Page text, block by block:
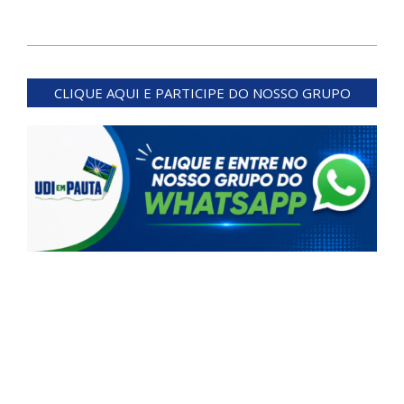
07-
CLIQUE AQUI E PARTICIPE DO NOSSO GRUPO